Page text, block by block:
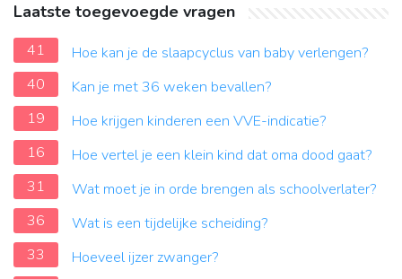
Laatste toegevoegde vragen
41
Hoe kan je de slaapcyclus van baby verlengen?
40
Kan je met 36 weken bevallen?
19
Hoe krijgen kinderen een VVE-indicatie?
16
Hoe vertel je een klein kind dat oma dood gaat?
31
Wat moet je in orde brengen als schoolverlater?
36
Wat is een tijdelijke scheiding?
33
Hoeveel ijzer zwanger?